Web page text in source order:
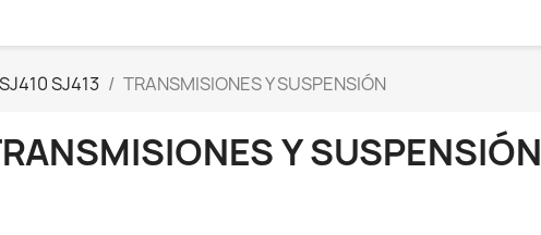
SJ413 TRANSMISIONES Y SUSPENSIÓN
Y SUSPENSIÓN